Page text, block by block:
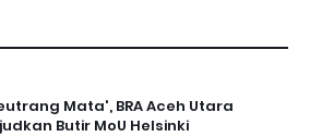
Mata', BRA Aceh Utara
Butir MoU Helsinki